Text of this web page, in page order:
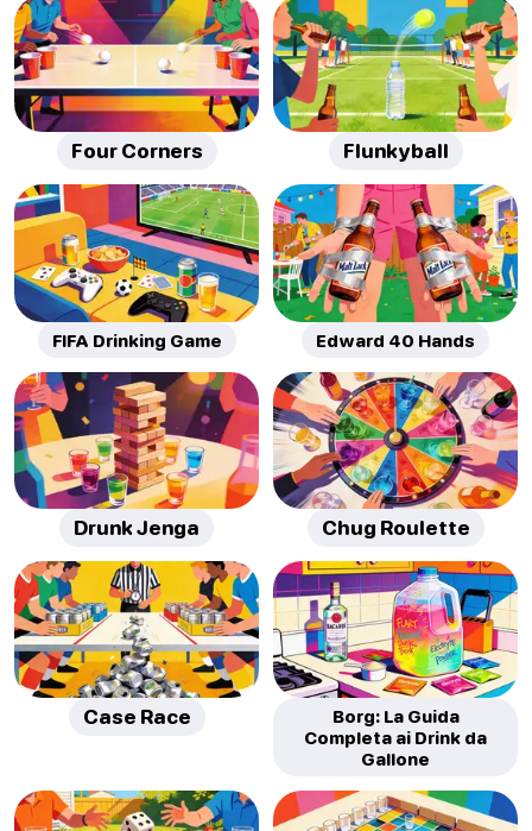
Four Corners Flunkyball
FIFA Drinking Game Edward 40 Hands
Drunk Jenga Chug Roulette
Case Race
Borg: La Guida
Completa ai Drink da
Gallone